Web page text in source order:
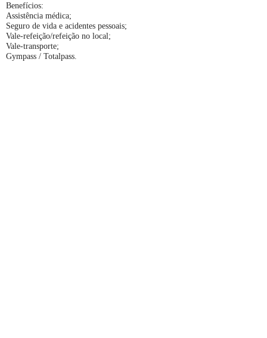
Benefícios:
Assistência médica;
Seguro de vida e acidentes pessoais;
Vale-refeição/refeição no local;
Vale-transporte;
Gympass / Totalpass.